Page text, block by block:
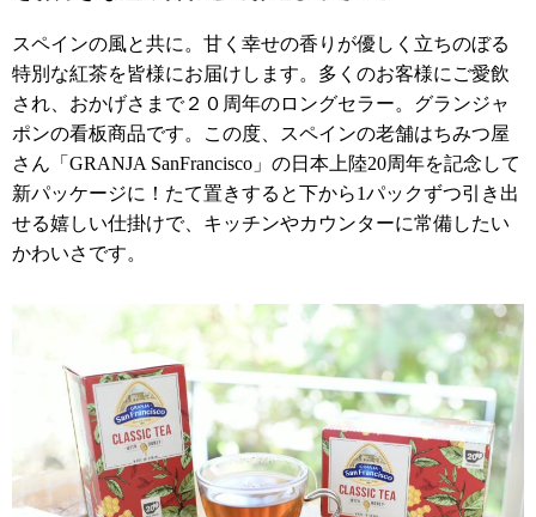
スペインの風と共に。甘く幸せの香りが優しく立ちのぼる
特別な紅茶を皆様にお届けします。多くのお客様にご愛飲
され、おかげさまで２０周年のロングセラー。グランジャ
ポンの看板商品です。この度、スペインの老舗はちみつ屋
さん「GRANJA SanFrancisco」の日本上陸20周年を記念して
新パッケージに！たて置きすると下から1パックずつ引き出
せる嬉しい仕掛けで、キッチンやカウンターに常備したい
かわいさです。